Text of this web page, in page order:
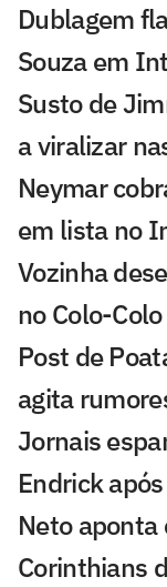
Dublagem
Souza em
Susto de
a viralizar
Neymar
em lista no
Vozinha
no Colo-
Post de
agita
Jornais
Endrick
Neto
Corinthians